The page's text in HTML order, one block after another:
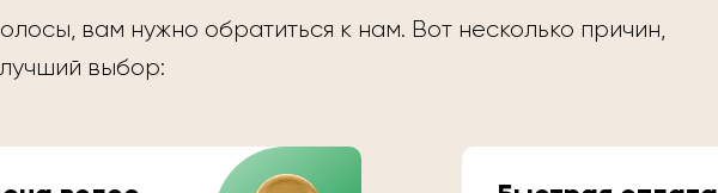
вам нужно обратиться к нам. Вот несколько причин,
выбор: